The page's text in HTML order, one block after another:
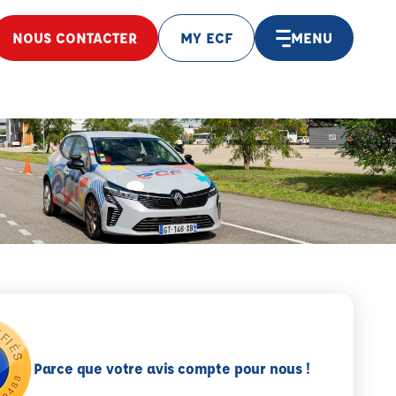
NOUS CONTACTER MY ECF MENU
Parce que votre avis compte pour nous !